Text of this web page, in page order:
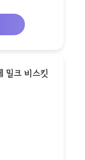
밀크 비스킷